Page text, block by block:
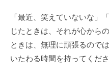
「最近、笑えていないな」
じたときは、それが心から
ときは、無理に頑張るので
いたわる時間を持ってくださ